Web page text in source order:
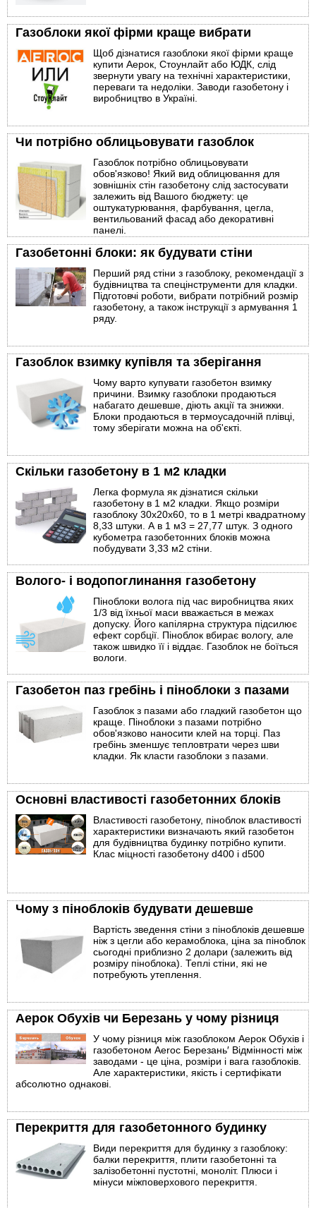
Газоблоки якої фірми краще вибрати
Щоб дізнатися газоблоки якої фірми краще
купити Аерок, Стоунлайт або ЮДК, слід
звернути увагу на технічні характеристики,
переваги та недоліки. Заводи газобетону і
виробництво в Україні.
Чи потрібно облицьовувати газоблок
Газоблок потрібно облицьовувати
обов'язково! Який вид облицювання для
зовнішніх стін газобетону слід застосувати
залежить від Вашого бюджету: це
оштукатурювання, фарбування, цегла,
вентильований фасад або декоративні
панелі.
Газобетонні блоки: як будувати стіни
Перший ряд стіни з газоблоку, рекомендації з
будівництва та спецінструменти для кладки.
Підготовчі роботи, вибрати потрібний розмір
газобетону, а також інструкції з армування 1
ряду.
Газоблок взимку купівля та зберігання
Чому варто купувати газобетон взимку
причини. Взимку газоблоки продаються
набагато дешевше, діють акції та знижки.
Блоки продаються в термоусадочній плівці,
тому зберігати можна на об'єкті.
Скільки газобетону в 1 м2 кладки
Легка формула як дізнатися скільки
газобетону в 1 м2 кладки. Якщо розміри
газоблоку 30х20х60, то в 1 метрі квадратному
8,33 штуки. А в 1 м3 = 27,77 штук. З одного
кубометра газобетонних блоків можна
побудувати 3,33 м2 стіни.
Волого- і водопоглинання газобетону
Піноблоки волога під час виробництва яких
1/3 від їхньої маси вважається в межах
допуску. Його капілярна структура підсилює
ефект сорбції. Піноблок вбирає вологу, але
також швидко її і віддає. Газоблок не боїться
вологи.
Газобетон паз гребінь і піноблоки з пазами
Газоблок з пазами або гладкий газобетон що
краще. Піноблоки з пазами потрібно
обов'язково наносити клей на торці. Паз
гребінь зменшує тепловтрати через шви
кладки. Як класти газоблоки з пазами.
Основні властивості газобетонних блоків
Властивості газобетону, піноблок властивості
характеристики визначають який газобетон
для будівництва будинку потрібно купити.
Клас міцності газобетону d400 і d500
Чому з піноблоків будувати дешевше
Вартість зведення стіни з піноблоків дешевше
ніж з цегли або керамоблока, ціна за піноблок
сьогодні приблизно 2 долари (залежить від
розміру піноблока). Теплі стіни, які не
потребують утеплення.
Аерок Обухів чи Березань у чому різниця
У чому різниця між газоблоком Аерок Обухів і
газобетоном Aeroc Березань′ Відмінності між
заводами - це ціна, розміри і вага газоблоків.
Але характеристики, якість і сертифікати
абсолютно однакові.
Перекриття для газобетонного будинку
Види перекриття для будинку з газоблоку:
балки перекриття, плити газобетонні та
залізобетонні пустотні, моноліт. Плюси і
мінуси міжповерхового перекриття.